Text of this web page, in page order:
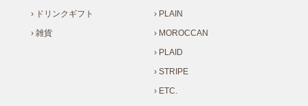
› ドリンクギフト
› 雑貨
› PLAIN
› MOROCCAN
› PLAID
› STRIPE
› ETC.